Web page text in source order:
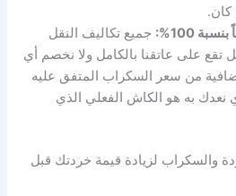
كان.
100%:
جميع تكاليف النقل
تقع على عاتقنا بالكامل ولا نخصم أي
من سعر السكراب المتفق عليه
نعدك به هو الكاش الفعلي الذي
والسكراب لزيادة قيمة خردتك قبل